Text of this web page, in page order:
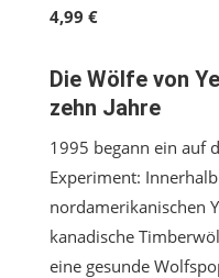
4,99 €
Die Wölfe von
zehn Jahre
1995 begann ein auf
Experiment:
nordamerikanischen
kanadische
eine gesunde